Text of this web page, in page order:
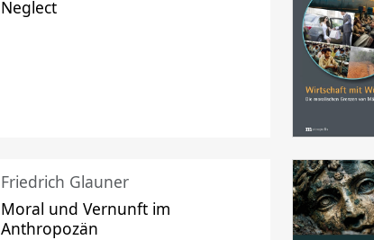
Neglect
Friedrich Glauner
Moral und Vernunft im
Anthropozän